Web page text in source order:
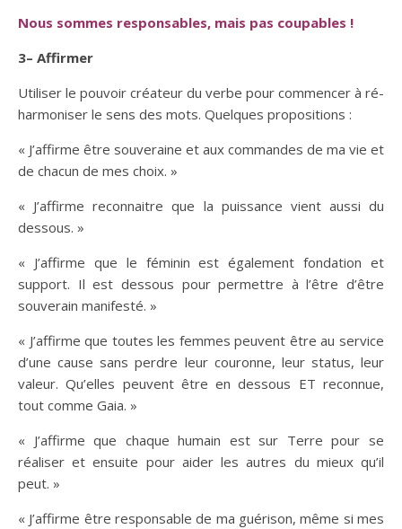
Nous sommes responsables, mais pas coupables !
3– Affirmer
Utiliser le pouvoir créateur du verbe pour commencer à ré-
harmoniser le sens des mots. Quelques propositions :
« J’affirme être souveraine et aux commandes de ma vie et
de chacun de mes choix. »
« J’affirme reconnaitre que la puissance vient aussi du
dessous. »
« J’affirme que le féminin est également fondation et
support. Il est dessous pour permettre à l’être d’être
souverain manifesté. »
« J’affirme que toutes les femmes peuvent être au service
d’une cause sans perdre leur couronne, leur status, leur
valeur. Qu’elles peuvent être en dessous ET reconnue,
tout comme Gaia. »
« J’affirme que chaque humain est sur Terre pour se
réaliser et ensuite pour aider les autres du mieux qu’il
peut. »
« J’affirme être responsable de ma guérison, même si mes